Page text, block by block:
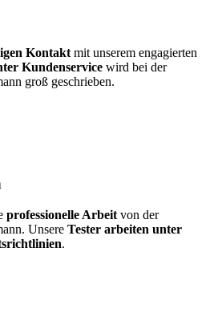
Kontaktmit unserem engagierten
Kundenservice wird bei der
groß geschrieben.
professionelle Arbeit von der
Unsere Tester arbeiten unter
.